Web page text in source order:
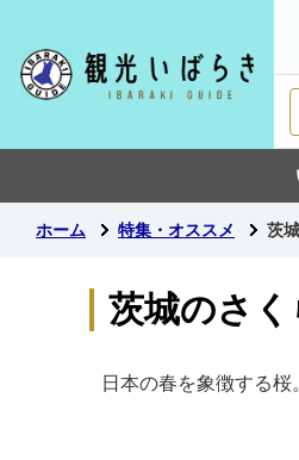
ホーム 特集・オススメ 茨
茨城のさく
日本の春を象徴する